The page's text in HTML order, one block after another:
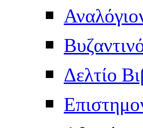
Δελτίο